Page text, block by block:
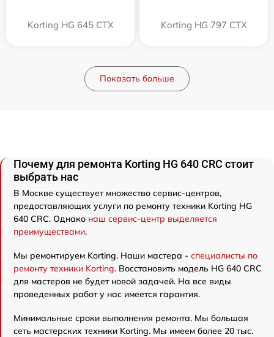
Korting HG 645 CTX Korting HG 797 CTX
Показать больше
Почему для ремонта Korting HG 640 CRC стоит
выбрать нас
В Москве существует множество сервис-центров,
предоставляющих услуги по ремонту техники Korting HG
640 CRC. Однако наш сервис-центр выделяется
преимуществами.
Мы ремонтируем Korting. Наши мастера - специалисты по
ремонту техники Korting. Восстановить модель HG 640 CRC
для мастеров не будет новой задачей. На все виды
проведенных работ у нас имеется гарантия.
Минимальные сроки выполнения ремонта. Мы большая
сеть мастерских техники Korting. Мы имеем более 20 тыс.